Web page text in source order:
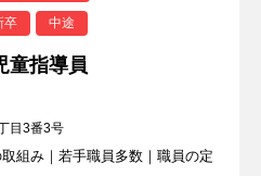
卒 中途
童指導員
目3番3号
組み｜若手職員多数｜職員の定